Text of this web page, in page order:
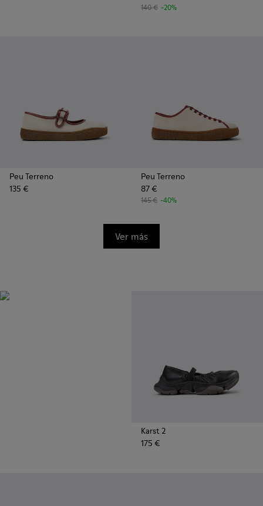
140 € -20%
Peu Terreno
135 €
Peu Terreno
87 €
145 € -40%
Ver más
Karst 2
175 €